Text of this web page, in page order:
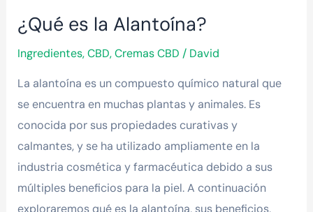
¿Qué es la Alantoína?
Ingredientes,CBD,Cremas CBD / David
La alantoína es un compuesto químico natural que
se encuentra en muchas plantas y animales. Es
conocida por sus propiedades curativas y
calmantes, y se ha utilizado ampliamente en la
industria cosmética y farmacéutica debido a sus
múltiples beneficios para la piel. A continuación
exploraremos qué es la alantoína, sus beneficios,